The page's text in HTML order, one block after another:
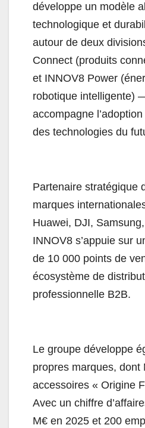
développe un modèle
technologique et
autour de deux
Connect (produits
et INNOV8 Power
robotique intelligente)
accompagne
des technologies du
Partenaire stratégique
marques
Huawei, DJI,
INNOV8 s’appuie sur
de 10 000 points de
écosystème de
professionnelle B2B.
Le groupe développe
propres marques, dont
accessoires « Origine
Avec un chiffre
M€ en 2025 et 200